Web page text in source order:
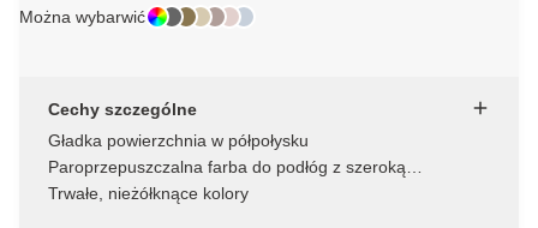
Można wybarwić
Cechy szczególne
Gładka powierzchnia w półpołysku
Paroprzepuszczalna farba do podłóg z szeroką
możliwością barwienia
Trwałe, nieżółknące kolory